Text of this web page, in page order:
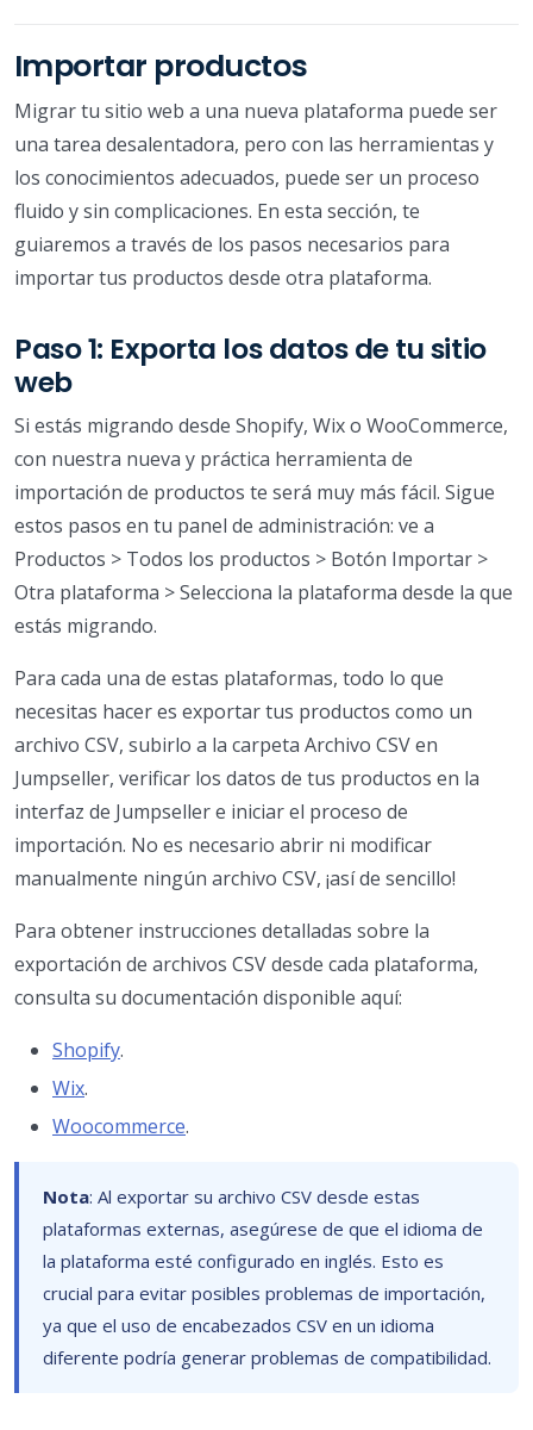
Importar productos
Migrar tu sitio web a una nueva plataforma puede ser
una tarea desalentadora, pero con las herramientas y
los conocimientos adecuados, puede ser un proceso
fluido y sin complicaciones. En esta sección, te
guiaremos a través de los pasos necesarios para
importar tus productos desde otra plataforma.
Paso 1: Exporta los datos de tu sitio
web
Si estás migrando desde Shopify, Wix o WooCommerce,
con nuestra nueva y práctica herramienta de
importación de productos te será muy más fácil. Sigue
estos pasos en tu panel de administración: ve a
Productos > Todos los productos > Botón Importar >
Otra plataforma > Selecciona la plataforma desde la que
estás migrando.
Para cada una de estas plataformas, todo lo que
necesitas hacer es exportar tus productos como un
archivo CSV, subirlo a la carpeta Archivo CSV en
Jumpseller, verificar los datos de tus productos en la
interfaz de Jumpseller e iniciar el proceso de
importación. No es necesario abrir ni modificar
manualmente ningún archivo CSV, ¡así de sencillo!
Para obtener instrucciones detalladas sobre la
exportación de archivos CSV desde cada plataforma,
consulta su documentación disponible aquí:
Shopify.
Wix.
Woocommerce.
Nota: Al exportar su archivo CSV desde estas
plataformas externas, asegúrese de que el idioma de
la plataforma esté configurado en inglés. Esto es
crucial para evitar posibles problemas de importación,
ya que el uso de encabezados CSV en un idioma
diferente podría generar problemas de compatibilidad.